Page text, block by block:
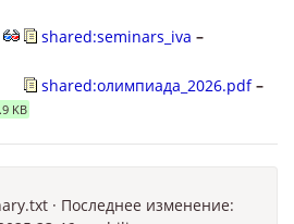
shared:seminars_iva –
shared:олимпиада_2026.pdf –
KB
· Последнее изменение: